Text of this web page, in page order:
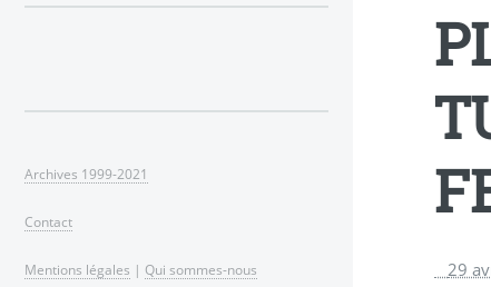
29
Archives 1999-2021
Contact
Mentions légales | Qui sommes-nous